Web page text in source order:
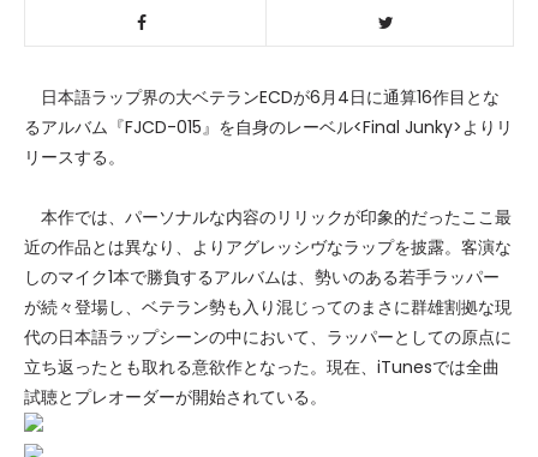
日本語ラップ界の大ベテランECDが6月4日に通算16作目とな
るアルバム『FJCD-015』を自身のレーベル<Final Junky>よりリ
リースする。
本作では、パーソナルな内容のリリックが印象的だったここ最
近の作品とは異なり、よりアグレッシヴなラップを披露。客演な
しのマイク1本で勝負するアルバムは、勢いのある若手ラッパー
が続々登場し、ベテラン勢も入り混じってのまさに群雄割拠な現
代の日本語ラップシーンの中において、ラッパーとしての原点に
立ち返ったとも取れる意欲作となった。現在、iTunesでは全曲
試聴とプレオーダーが開始されている。